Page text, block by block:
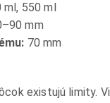
550 ml
mm
70 mm
existujú limity.